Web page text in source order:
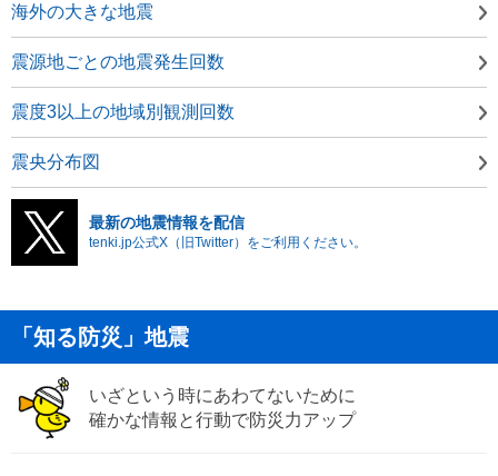
海外の大きな地震
震源地ごとの地震発生回数
震度3以上の地域別観測回数
震央分布図
最新の地震情報を配信
tenki.jp公式X（旧Twitter）をご利用ください。
「知る防災」地震
いざという時にあわてないために
確かな情報と行動で防災力アップ